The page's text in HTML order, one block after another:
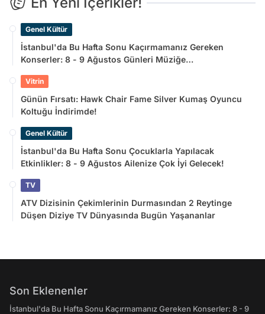
Genel Kültür
İstanbul'da Bu Hafta Sonu Kaçırmamanız Gereken
Konserler: 8 - 9 Ağustos Günleri Müziğe
Vitrin
Günün Fırsatı: Hawk Chair Fame Silver Kumaş Oyuncu
Koltuğu İndirimde!
Genel Kültür
İstanbul'da Bu Hafta Sonu Çocuklarla Yapılacak
Etkinlikler: 8 - 9 Ağustos Ailenize Çok İyi Gelecek!
TV
ATV Dizisinin Çekimlerinin Durmasından 2 Reytinge
Düşen Diziye TV Dünyasında Bugün Yaşananlar
Son Eklenenler
İstanbul'da Bu Hafta Sonu Kaçırmamanız Gereken Konserler: 8 - 9